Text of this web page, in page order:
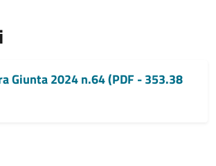
Giunta 2024 n.64 (PDF - 353.38